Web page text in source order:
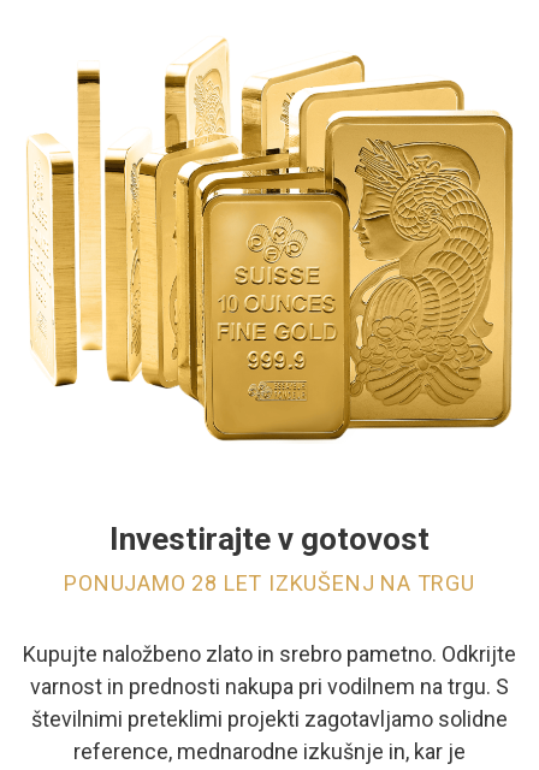
Investirajte v gotovost
PONUJAMO 28 LET IZKUŠENJ NA TRGU
Kupujte naložbeno zlato in srebro pametno. Odkrijte
varnost in prednosti nakupa pri vodilnem na trgu. S
številnimi preteklimi projekti zagotavljamo solidne
reference, mednarodne izkušnje in, kar je